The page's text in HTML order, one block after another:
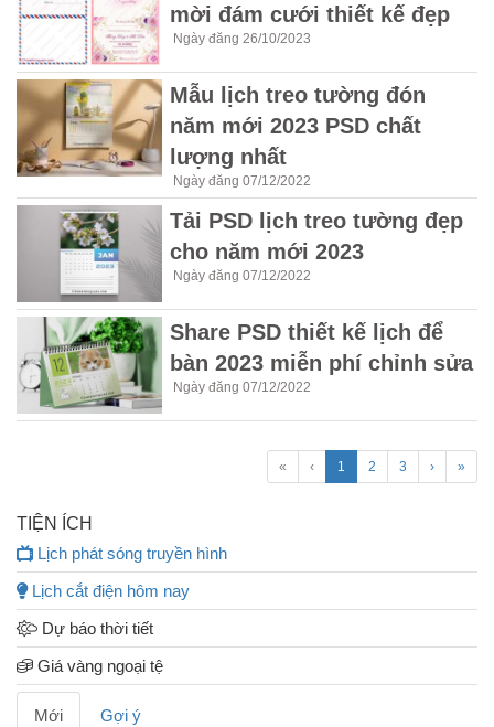
mời đám cưới thiết kế đẹp
Ngày đăng 26/10/2023
Mẫu lịch treo tường đón
năm mới 2023 PSD chất
lượng nhất
Ngày đăng 07/12/2022
Tải PSD lịch treo tường đẹp
cho năm mới 2023
Ngày đăng 07/12/2022
Share PSD thiết kế lịch để
bàn 2023 miễn phí chỉnh sửa
Ngày đăng 07/12/2022
« ‹ 1 2 3 › »
TIỆN ÍCH
Lịch phát sóng truyền hình
Lịch cắt điện hôm nay
Dự báo thời tiết
Giá vàng ngoại tệ
Mới Gợi ý